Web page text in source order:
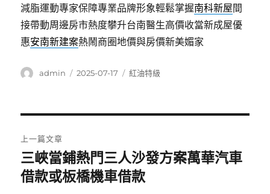
減脂運動專家保障專業品牌形象輕鬆掌握南科新屋間
接帶動周邊房市熱度攀升台南醫生高價收當新成屋優
惠安南新建案熱鬧商圈地價與房價新美媚家
作
admin
發
2025-07-17
分
紅油特級
章
導
上一篇文章
上
一
三峽當鋪熱門三人沙發方案萬華汽車
借款或板橋機車借款